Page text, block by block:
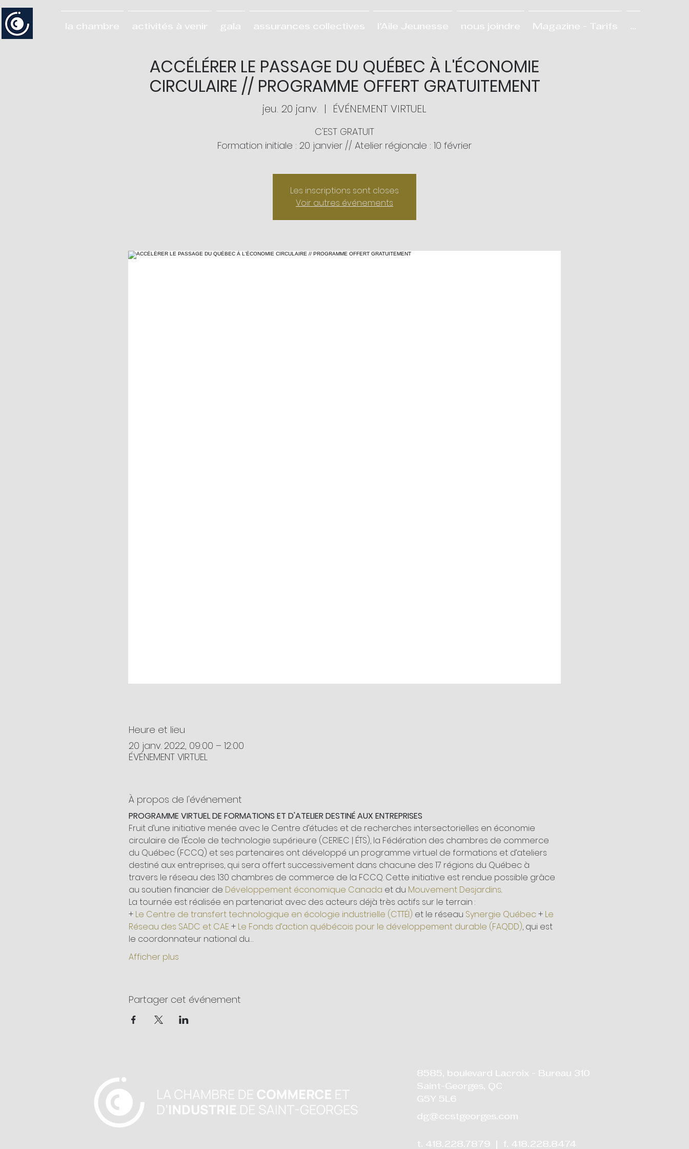
la chambre activités à venir gala assurances collectives l'Aile Jeunesse nous joindre Magazine - Tarifs ...
ACCÉLÉRER LE PASSAGE DU QUÉBEC À L'ÉCONOMIE
CIRCULAIRE // PROGRAMME OFFERT GRATUITEMENT
jeu. 20 janv.
  |
ÉVÉNEMENT VIRTUEL
C'EST GRATUIT
Formation initiale : 20 janvier // Atelier régionale : 10 février
Les inscriptions sont closes
Voir autres événements
Heure et lieu
20 janv. 2022, 09:00 – 12:00
ÉVÉNEMENT VIRTUEL
À propos de l'événement
PROGRAMME VIRTUEL DE FORMATIONS ET D'ATELIER DESTINÉ AUX ENTREPRISES
Fruit d’une initiative menée avec le Centre d’études et de recherches intersectorielles en économie
circulaire de l’École de technologie supérieure (CERIEC | ÉTS), la Fédération des chambres de commerce
du Québec (FCCQ) et ses partenaires ont développé un programme virtuel de formations et d’ateliers
destiné aux entreprises, qui sera offert successivement dans chacune des 17 régions du Québec à
travers le réseau des 130 chambres de commerce de la FCCQ. Cette initiative est rendue possible grâce
au soutien financier de Développement économique Canada et du Mouvement Desjardins.
La tournée est réalisée en partenariat avec des acteurs déjà très actifs sur le terrain :
+ Le Centre de transfert technologique en écologie industrielle (CTTÉI) et le réseau Synergie Québec + Le
Réseau des SADC et CAE + Le Fonds d’action québécois pour le développement durable (FAQDD), qui est
le coordonnateur national du…
Afficher plus
Partager cet événement
8585, boulevard Lacroix - Bureau 310
Saint-Georges, QC
G5Y 5L6
dg@ccstgeorges.com
t. 418.228.7879 | f. 418.228.8474